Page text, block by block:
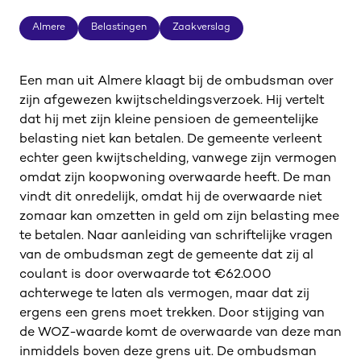
Almere
Almere
Belastingen
Belastingen
Zaakverslag
Zaakverslag
Een man uit Almere klaagt bij de ombudsman over
zijn afgewezen kwijtscheldingsverzoek. Hij vertelt
dat hij met zijn kleine pensioen de gemeentelijke
belasting niet kan betalen. De gemeente verleent
echter geen kwijtschelding, vanwege zijn vermogen
omdat zijn koopwoning overwaarde heeft. De man
vindt dit onredelijk, omdat hij de overwaarde niet
zomaar kan omzetten in geld om zijn belasting mee
te betalen. Naar aanleiding van schriftelijke vragen
van de ombudsman zegt de gemeente dat zij al
coulant is door overwaarde tot €62.000
achterwege te laten als vermogen, maar dat zij
ergens een grens moet trekken. Door stijging van
de WOZ-waarde komt de overwaarde van deze man
inmiddels boven deze grens uit. De ombudsman